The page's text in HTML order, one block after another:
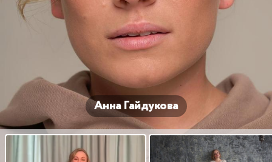
Анна Гайдукова